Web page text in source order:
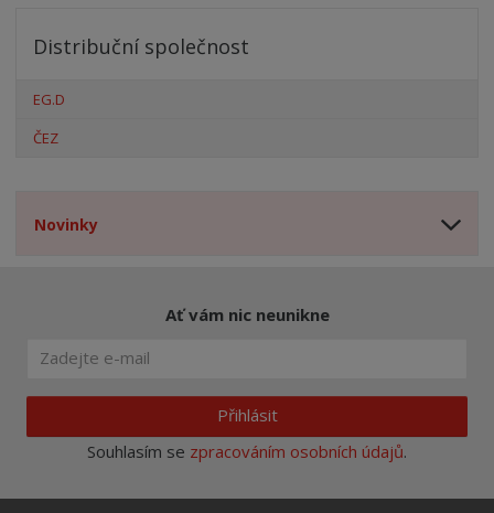
Distribuční společnost
EG.D
ČEZ
Novinky
Ať vám nic neunikne
Přihlásit
Souhlasím se zpracováním osobních údajů.